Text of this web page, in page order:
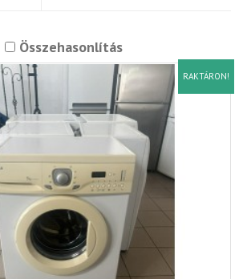
Összehasonlítás
RAKTÁRON!